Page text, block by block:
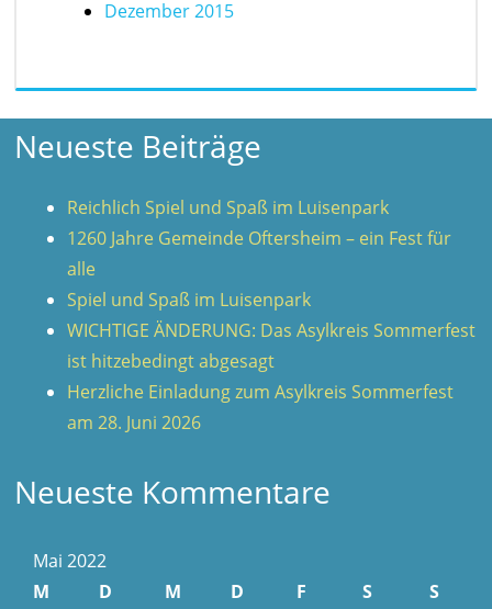
Dezember 2015
Neueste Beiträge
Reichlich Spiel und Spaß im Luisenpark
1260 Jahre Gemeinde Oftersheim – ein Fest für
alle
Spiel und Spaß im Luisenpark
WICHTIGE ÄNDERUNG: Das Asylkreis Sommerfest
ist hitzebedingt abgesagt
Herzliche Einladung zum Asylkreis Sommerfest
am 28. Juni 2026
Neueste Kommentare
Mai 2022
M
D M D F S S